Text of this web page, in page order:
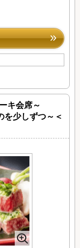
キ会席～
を少しずつ～＜